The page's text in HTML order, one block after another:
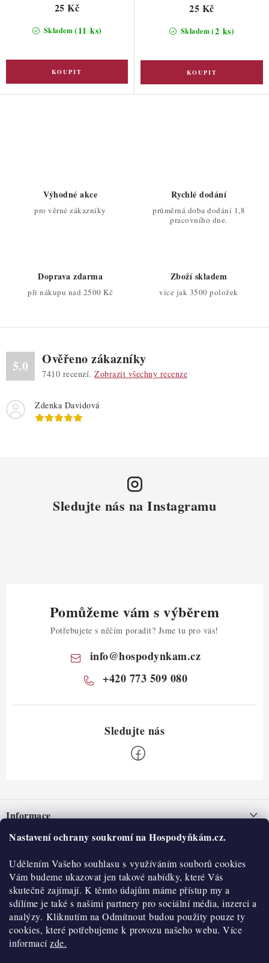
Nastavení ochrany soukromí na Hospodyňkám.cz.
Udělením Vašeho souhlasu s využíváním souborů cookies
Vám budeme ukazovat jen takové nabídky, které Vás
skutečně zajímají. K těmto údajům máme přístup my a
sdílíme je také s našimi partnery pro sociální média, inzerci a
analýzy. Kliknutím na Odmítnout budou použity pouze ty
cookies, které potřebujeme k provozu našeho webu. Více
informacízde.
Skladem(11 ks)
25 Kč
Skladem(2 ks)
25 Kč
v
ý
i
s
u
Výhodné akce
pro věrné zákazníky
Rychlé dodání
průměrná doba dodání 1,8
pracovního dne.
Doprava zdarma
při nákupu nad 2500 Kč
Zboží skladem
více jak 3500 položek
5.0 Ověřeno zákazníky
7410 recenzí. Zobrazit všechny recenze
Zdenka Davidová
Sledujte nás na Instagramu
Pomůžeme vám s výběrem
Potřebujete s něčím poradit? Jsme tu pro vás!
info@hospodynkam.cz
+420 773 509 080
pInformace
Nepřevzetí zásilky na dobírku
Obchodní podmínky
Hodnocení obchodu
Blog
Moje objednávka
O nás
Historie
Kontakty
O nákupu
Reklamace a vratky
Výdejní místa